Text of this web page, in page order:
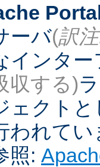
ーバ(訳
インタ
収する)
ェクト
われてい
照: